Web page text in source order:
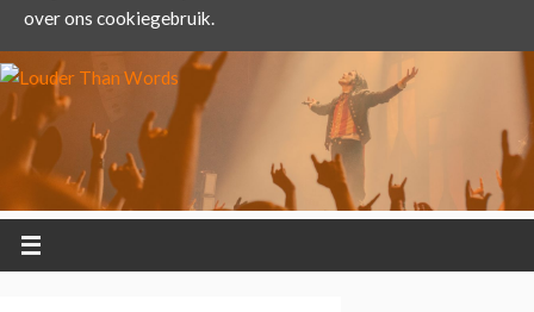
over ons cookiegebruik.